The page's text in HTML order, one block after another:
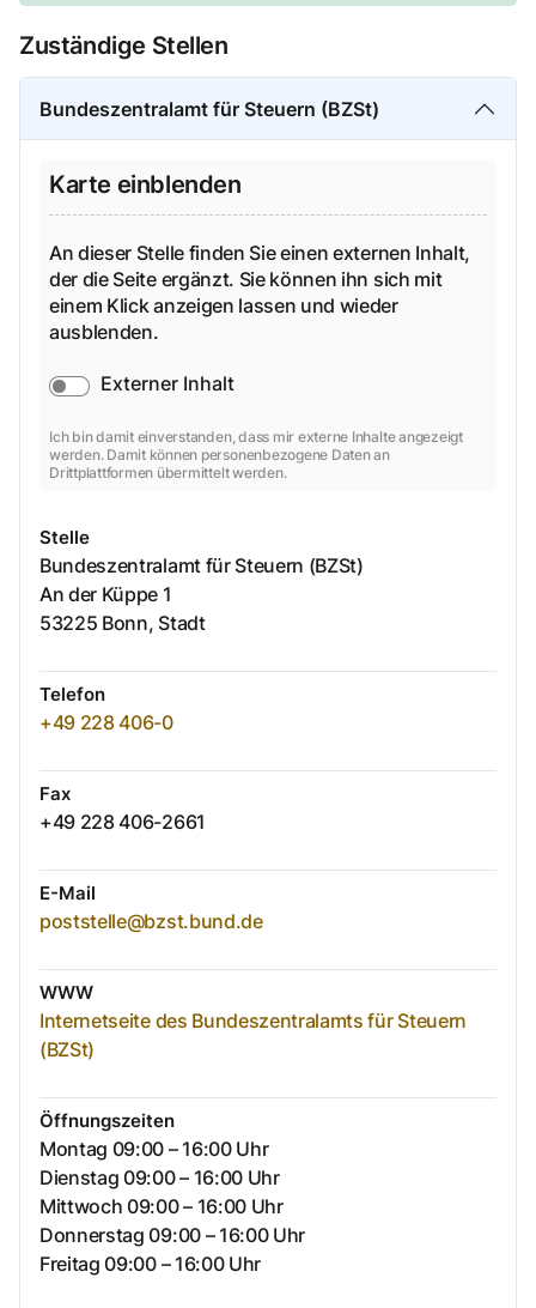
Zuständige Stellen
Bundeszentralamt für Steuern (BZSt)
Karte einblenden
An dieser Stelle finden Sie einen externen Inhalt,
der die Seite ergänzt. Sie können ihn sich mit
einem Klick anzeigen lassen und wieder
ausblenden.
Externer Inhalt
Ich bin damit einverstanden, dass mir externe Inhalte angezeigt
werden. Damit können personenbezogene Daten an
Drittplattformen übermittelt werden.
Stelle
Bundeszentralamt für Steuern (BZSt)
An der Küppe 1
53225 Bonn, Stadt
Telefon
+49 228 406-0
Fax
+49 228 406-2661
E-Mail
poststelle@bzst.bund.de
WWW
Internetseite des Bundeszentralamts für Steuern
(BZSt)
Öffnungszeiten
Montag 09:00 – 16:00 Uhr
Dienstag 09:00 – 16:00 Uhr
Mittwoch 09:00 – 16:00 Uhr
Donnerstag 09:00 – 16:00 Uhr
Freitag 09:00 – 16:00 Uhr